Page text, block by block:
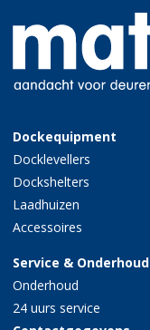
Dockequipment
Docklevellers
Dockshelters
Laadhuizen
Accessoires
Service & Onderhoud
Onderhoud
24 uurs service